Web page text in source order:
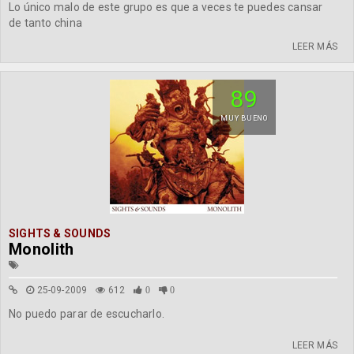
Lo único malo de este grupo es que a veces te puedes cansar
de tanto china
LEER MÁS
89
MUY BUENO
SIGHTS & SOUNDS
Monolith
25-09-2009 612 0 0
No puedo parar de escucharlo.
LEER MÁS